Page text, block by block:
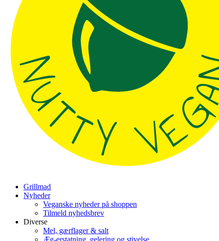
Grillmad
Nyheder
Veganske nyheder på shoppen
Tilmeld nyhedsbrev
Diverse
Mel, gærflager & salt
Æg-erstatning, gelering og stivelse